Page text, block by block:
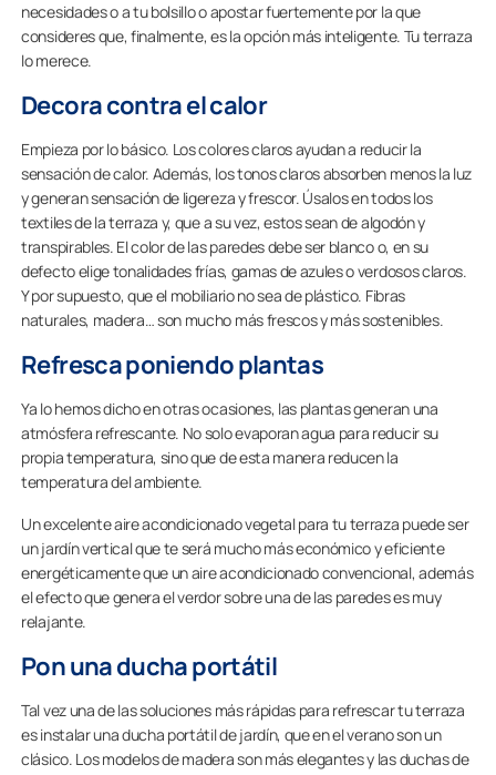
necesidades o a tu bolsillo o apostar fuertemente por la que
consideres que, finalmente, es la opción más inteligente. Tu terraza
lo merece.
Decora contra el calor
Empieza por lo básico. Los colores claros ayudan a reducir la
sensación de calor. Además, los tonos claros absorben menos la luz
y generan sensación de ligereza y frescor. Úsalos en todos los
textiles de la terraza y, que a su vez, estos sean de algodón y
transpirables. El color de las paredes debe ser blanco o, en su
defecto elige tonalidades frías, gamas de azules o verdosos claros.
Y por supuesto, que el mobiliario no sea de plástico. Fibras
naturales, madera… son mucho más frescos y más sostenibles.
Refresca poniendo plantas
Ya lo hemos dicho en otras ocasiones, las plantas generan una
atmósfera refrescante. No solo evaporan agua para reducir su
propia temperatura, sino que de esta manera reducen la
temperatura del ambiente.
Un excelente aire acondicionado vegetal para tu terraza puede ser
un jardín vertical que te será mucho más económico y eficiente
energéticamente que un aire acondicionado convencional, además
el efecto que genera el verdor sobre una de las paredes es muy
relajante.
Pon una ducha portátil
Tal vez una de las soluciones más rápidas para refrescar tu terraza
es instalar una ducha portátil de jardín, que en el verano son un
clásico. Los modelos de madera son más elegantes y las duchas de